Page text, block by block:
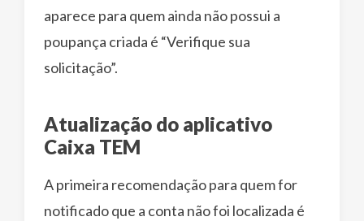
aparece para quem ainda não possui a
poupança criada é “Verifique sua
solicitação”.
Atualização do aplicativo
Caixa TEM
A primeira recomendação para quem for
notificado que a conta não foi localizada é